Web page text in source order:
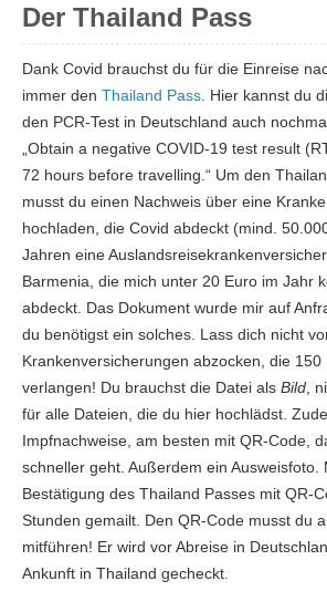
Der Thailand Pass
Dank Covid brauchst du für die Einreise
immer den Thailand Pass . Hier kannst du
den PCR-Test in Deutschland auch
Obtain a negative COVID-19 test result
72 hours before travelling. “ Um den
musst du einen Nachweis über eine
hochladen, die Covid abdeckt (mind.
Jahren eine
Barmenia, die mich unter 20 Euro im Jahr
abdeckt. Das Dokument wurde mir auf
du benötigst ein solches. Lass dich nicht
Krankenversicherungen abzocken, die
verlangen! Du brauchst die Datei als Bild ,
für alle Dateien, die du hier hochlädst.
Impfnachweise, am besten mit QR-Code,
schneller geht. Außerdem ein Ausweisfoto.
Bestätigung des Thailand Passes mit QR-
Stunden gemailt. Den QR-Code musst du
mitführen! Er wird vor Abreise in
Ankunft in Thailand gecheckt.